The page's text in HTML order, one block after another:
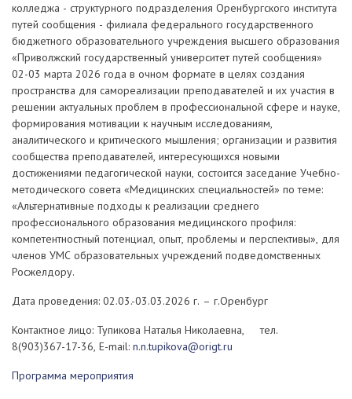
колледжа - структурного подразделения Оренбургского института
путей сообщения - филиала федерального государственного
бюджетного образовательного учреждения высшего образования
«Приволжский государственный университет путей сообщения»
02-03 марта 2026 года в очном формате в целях создания
пространства для самореализации преподавателей и их участия в
решении актуальных проблем в профессиональной сфере и науке,
формирования мотивации к научным исследованиям,
аналитического и критического мышления; организации и развития
сообщества преподавателей, интересующихся новыми
достижениями педагогической науки, состоится заседание Учебно-
методического совета «Медицинских специальностей» по теме:
«Альтернативные подходы к реализации среднего
профессионального образования медицинского профиля:
компетентностный потенциал, опыт, проблемы и перспективы», для
членов УМС образовательных учреждений подведомственных
Росжелдору.
Дата проведения: 02.03.-03.03.2026 г. – г.Оренбург
Контактное лицо: Тупикова Наталья Николаевна, тел.
8(903)367-17-36, E-mail: n.n.tupikova@origt.ru
Программа мероприятия